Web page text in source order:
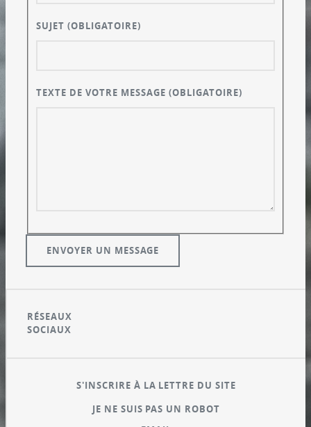
SUJET(OBLIGATOIRE)
TEXTE DE VOTRE MESSAGE(OBLIGATOIRE)
RÉSEAUX
SOCIAUX
S'INSCRIRE À LA LETTRE DU SITE
JE NE SUIS PAS UN ROBOT